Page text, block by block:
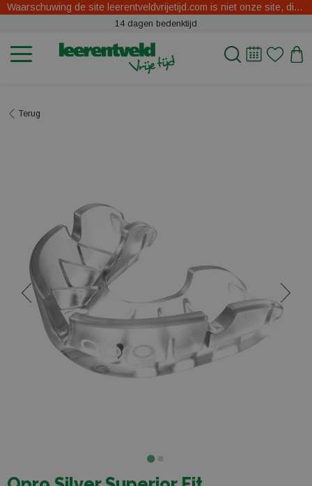
Waarschuwing de site leerentveldvrijetijd.com is niet onze site, dit zijn oplichters.
14 dagen bedenktijd
Terug